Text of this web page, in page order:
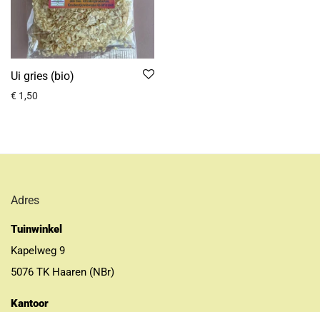
Ui gries (bio)
€ 1,50
Adres
Tuinwinkel
Kapelweg 9
5076 TK Haaren (NBr)
Kantoor